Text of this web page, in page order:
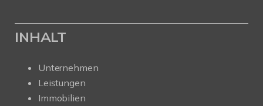
INHALT
Unternehmen
Leistungen
Immobilien